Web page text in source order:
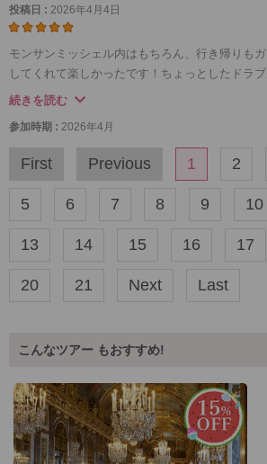
投稿日 : 2026年4月4日
モンサンミッシェル内はもちろん、行き帰りも
してくれて楽しかったです！ちょっとしたドラブ
っかりと先導してくれて安心でした。天気は良く
ッパは歴史を知るとより一層楽しめると分かった
あれば別のツアーも行ってみたいです！
続きを読む
参加時期 : 2026年4月
First Previous 1 2
5 6 7 8 9 10
13 14 15 16 17
20 21 Next Last
こんなツアー もおすすめ!